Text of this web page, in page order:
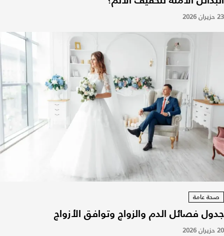
23 حزيران 2026
صحة عامة
جدول فصائل الدم والزواج وتوافق الأزواج
20 حزيران 2026